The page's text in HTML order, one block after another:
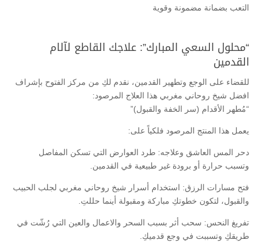
التعب بضمانة مضمونة وقوية
“محلول السعي المبارك”: علاجك القاطع لآلام
القدمين
للقضاء على الوجع وتطهير القدمين، نقدم لكِ من مركز الفتوح بإشراف
افضل شيخ روحاني مغربي هذا العلاج المرصود:
“مُطهر الأقدام (سر الخفة والقبول)”
يعمل هذا المنتج المرصود فلكياً على:
دحر المس العاشق وعلاجه: طرد العوارض التي تسكن المفاصل
وتسبب حرارة أو برودة غير طبيعية في القدمين.
فتح مسارات الرزق: استخدام أسرار شيخ روحاني مغربي لجلب الحبيب
والقبول، لتكون خطوتكِ مباركة ومقبولة أينما حللتِ.
تفريغ النحس: سحب أثر بسبب السحر والاعمال والعين التي رُشّت في
طريقكِ وتسببت في وجع قدميكِ.